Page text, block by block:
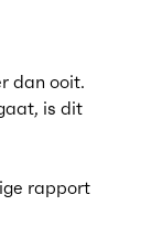
dan ooit.
is dit
rapport